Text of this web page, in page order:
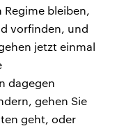
Regime bleiben,
vorfinden, und
jetzt einmal
dagegen
gehen Sie
geht, oder